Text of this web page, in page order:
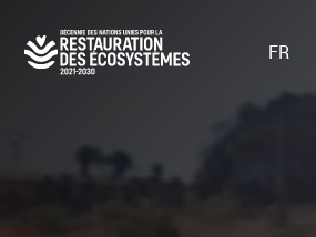
contenu
FR